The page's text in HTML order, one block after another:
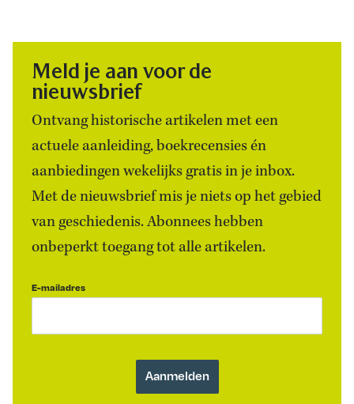
Meld je aan voor de
nieuwsbrief
Ontvang historische artikelen met een
actuele aanleiding, boekrecensies én
aanbiedingen wekelijks gratis in je inbox.
Met de nieuwsbrief mis je niets op het gebied
van geschiedenis. Abonnees hebben
onbeperkt toegang tot alle artikelen.
E-mailadres